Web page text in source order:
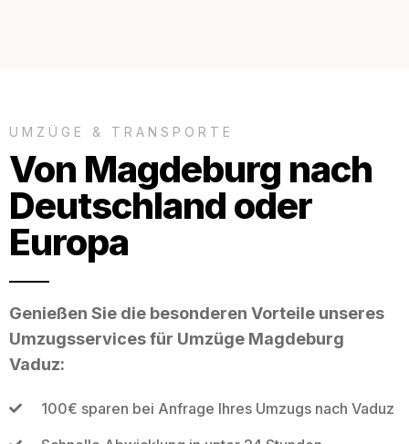
UMZÜGE & TRANSPORTE
Von Magdeburg nach
Deutschland oder
Europa
Genießen Sie die besonderen Vorteile unseres
Umzugsservices für Umzüge Magdeburg
Vaduz:
100€ sparen bei Anfrage Ihres Umzugs nach Vaduz